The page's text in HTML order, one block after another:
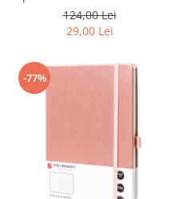
NOT-6-LN-Q2-8631
124,00 Lei
29,00 Lei
-77%